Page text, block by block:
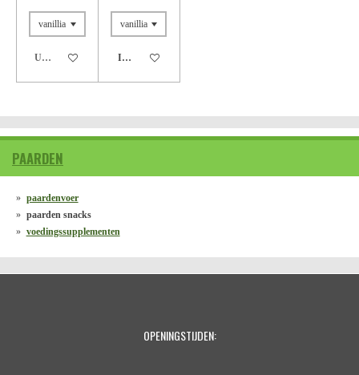
Uitverkocht In winkelwagen
PAARDEN
paardenvoer
paarden snacks
voedingssupplementen
OPENINGSTIJDEN: